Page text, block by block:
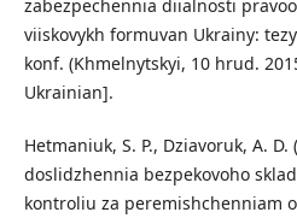
zabezpechennia diialnosti
viiskovykh formuvan Ukrainy:
konf. (Khmelnytskyi, 10 hrud.
Ukrainian].
Hetmaniuk, S. P., Dziavoruk, A.
doslidzhennia bezpekovoho
kontroliu za peremishchenniam